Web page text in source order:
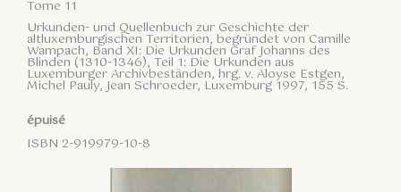
Tome 11
Urkunden- und Quellenbuch zur Geschichte der
altluxemburgischen Territorien, begründet von Camille
Wampach, Band XI: Die Urkunden Graf Johanns des
Blinden (1310-1346), Teil 1: Die Urkunden aus
Luxemburger Archivbeständen, hrg. v. Aloyse Estgen,
Michel Pauly, Jean Schroeder, Luxemburg 1997, 155 S.
épuisé
ISBN 2-919979-10-8